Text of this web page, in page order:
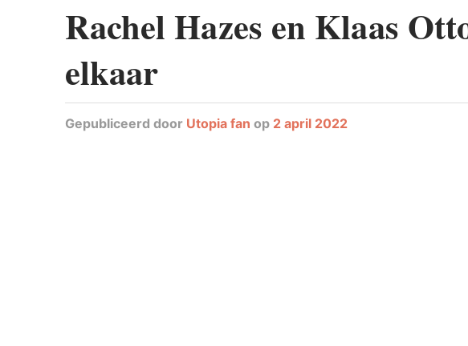
Rachel Hazes en Klaas
elkaar
Gepubliceerd door Utopia fan op 2 april 2022